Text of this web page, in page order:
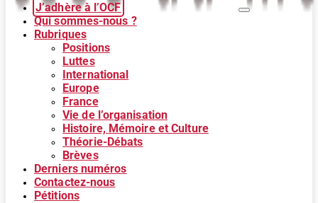
J’adhère à l’OCF
Qui sommes-nous ?
Rubriques
Positions
Luttes
International
Europe
France
Vie de l’organisation
Histoire, Mémoire et Culture
Théorie-Débats
Brèves
Derniers numéros
Contactez-nous
Pétitions